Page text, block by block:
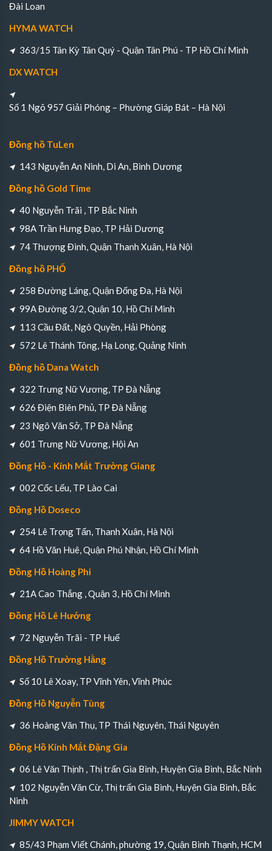
Đài Loan
HYMA WATCH
363/15 Tân Kỳ Tân Quý - Quận Tân Phú - TP Hồ Chí Minh
DX WATCH
Số 1 Ngõ 957 Giải Phóng – Phường Giáp Bát – Hà Nội
Đồng hồ TuLen
143 Nguyễn An Ninh, Di An, Bình Dương
Đồng hồ Gold Time
40 Nguyễn Trãi , TP Bắc Ninh
98A Trần Hưng Đạo, TP Hải Dương
74 Thượng Đình, Quận Thanh Xuân, Hà Nội
Đồng hồ PHỐ
258 Đường Láng, Quận Đống Đa, Hà Nội
99A Đường 3/2, Quận 10, Hồ Chí Minh
113 Cầu Đất, Ngô Quyền, Hải Phòng
572 Lê Thánh Tông, Hạ Long, Quảng Ninh
Đồng hồ Dana Watch
322 Trưng Nữ Vương, TP Đà Nẵng
626 Điện Biên Phủ, TP Đà Nẵng
23 Ngô Văn Sở, TP Đà Nẵng
601 Trưng Nữ Vương, Hội An
Đồng Hồ - Kính Mắt Trường Giang
002 Cốc Lếu, TP Lào Cai
Đồng Hồ Doseco
254 Lê Trọng Tấn, Thanh Xuân, Hà Nội
64 Hồ Văn Huê, Quận Phú Nhận, Hồ Chí Minh
Đồng Hồ Hoàng Phi
21A Cao Thắng , Quận 3, Hồ Chí Minh
Đồng Hồ Lê Hướng
72 Nguyễn Trãi - TP Huế
Đồng Hồ Trường Hằng
Số 10 Lê Xoay, TP Vĩnh Yên, Vĩnh Phúc
Đồng Hồ Nguyễn Tùng
36 Hoàng Văn Thụ, TP Thái Nguyên, Thái Nguyên
Đồng Hồ Kính Mắt Đặng Gia
06 Lê Văn Thịnh , Thị trấn Gia Bình, Huyện Gia Bình, Bắc Ninh
102 Nguyễn Văn Cừ, Thị trấn Gia Bình, Huyện Gia Bình, Bắc
Ninh
JIMMY WATCH
85/43 Phạm Viết Chánh, phường 19, Quận Bình Thạnh, HCM